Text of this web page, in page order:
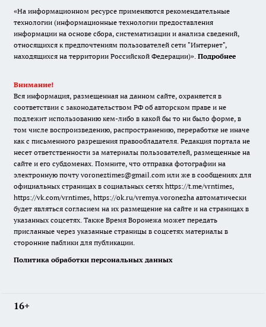
«На информационном ресурсе применяются рекомендательные
технологии (информационные технологии предоставления
информации на основе сбора, систематизации и анализа сведений,
относящихся к предпочтениям пользователей сети "Интернет",
находящихся на территории Российской Федерации)». Подробнее
Внимание!
Вся информация, размещенная на данном сайте, охраняется в
соответствии с законодательством РФ об авторском праве и не
подлежит использованию кем-либо в какой бы то ни было форме, в
том числе воспроизведению, распространению, переработке не иначе
как с письменного разрешения правообладателя. Редакция портала не
несет ответственности за материалы пользователей, размещенные на
сайте и его субдоменах. Помните, что отправка фотографии на
электронную почту voroneztimes@gmail.com или же в сообщениях для
официальных страницах в социальных сетях https://t.me/vrntimes,
https://vk.com/vrntimes, https://ok.ru/vremya.voronezha автоматически
будет являться согласием на их размещение на сайте и на страницах в
указанных соцсетях. Также Время Воронежа может передать
присланные через указанные страницы в соцсетях материалы в
сторонние паблики для публикации.
Политика обработки персональных данных
16+